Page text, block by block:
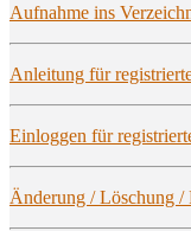
Auf­nah­me ins
Anlei­tung für
Ein­log­gen für
Ände­rung / Löschung /